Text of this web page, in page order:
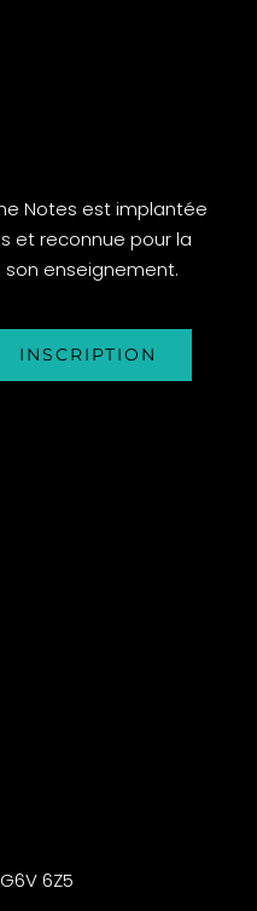
Notes est implantée
et reconnue pour la
enseignement.
INSCRIPTION
6Z5